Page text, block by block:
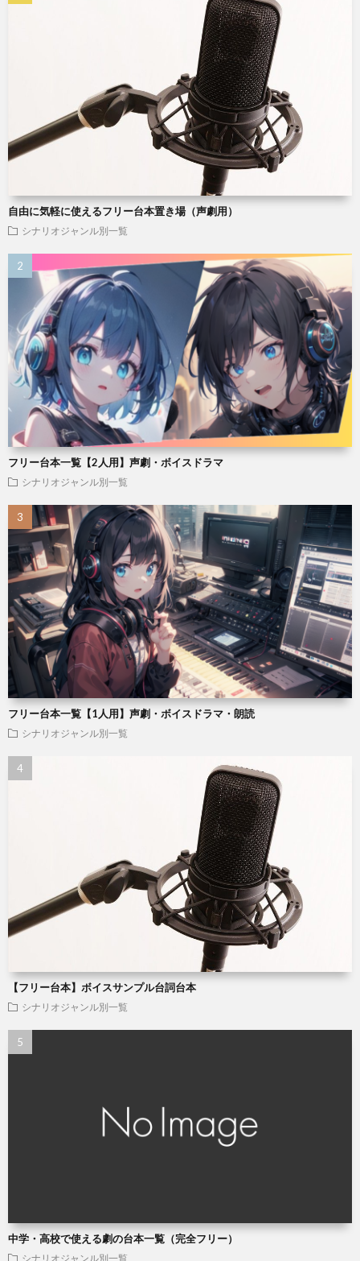
自由に気軽に使えるフリー台本置き場（声劇用）
シナリオジャンル別一覧
フリー台本一覧【2人用】声劇・ボイスドラマ
シナリオジャンル別一覧
フリー台本一覧【1人用】声劇・ボイスドラマ・朗読
シナリオジャンル別一覧
【フリー台本】ボイスサンプル台詞台本
シナリオジャンル別一覧
中学・高校で使える劇の台本一覧（完全フリー）
シナリオジャンル別一覧